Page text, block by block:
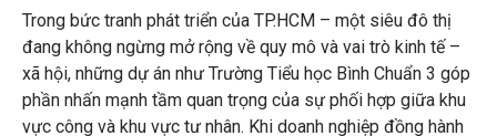
Trong bức tranh phát triển của TP.HCM – một siêu đô thị
đang không ngừng mở rộng về quy mô và vai trò kinh tế –
xã hội, những dự án như Trường Tiểu học Bình Chuẩn 3 góp
phần nhấn mạnh tầm quan trọng của sự phối hợp giữa khu
vực công và khu vực tư nhân. Khi doanh nghiệp đồng hành